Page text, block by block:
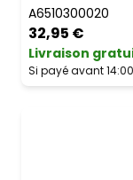
A6510300020
32,95 €
Livraison
Si payé avant 14:00